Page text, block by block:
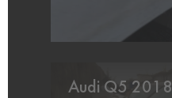
Audi Q5 2018